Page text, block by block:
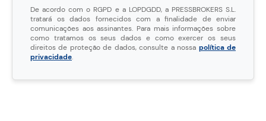
De acordo com o RGPD e a LOPDGDD, a PRESSBROKERS S.L.
tratará os dados fornecidos com a finalidade de enviar
comunicações aos assinantes. Para mais informações sobre
como tratamos os seus dados e como exercer os seus
direitos de proteção de dados, consulte a nossa política de
privacidade.